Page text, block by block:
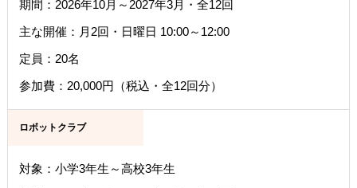
期間：2026年10月～2027年3月・全12回
主な開催：月2回・日曜日 10:00～12:00
定員：20名
参加費：20,000円（税込・全12回分）
ロボットクラブ
対象：小学3年生～高校3年生